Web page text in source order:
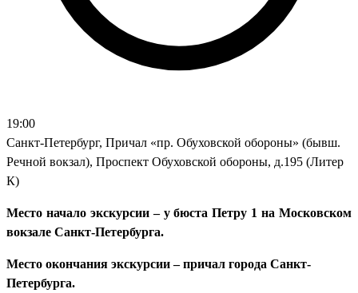
19:00
Санкт-Петербург, Причал «пр. Обуховской обороны» (бывш.
Речной вокзал), Проспект Обуховской обороны, д.195 (Литер
К)
Место начало экскурсии – у бюста Петру 1 на Московском
вокзале Санкт-Петербурга.
Место окончания экскурсии – причал города Санкт-
Петербурга.